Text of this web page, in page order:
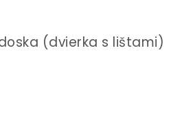
(dvierka s lištami)